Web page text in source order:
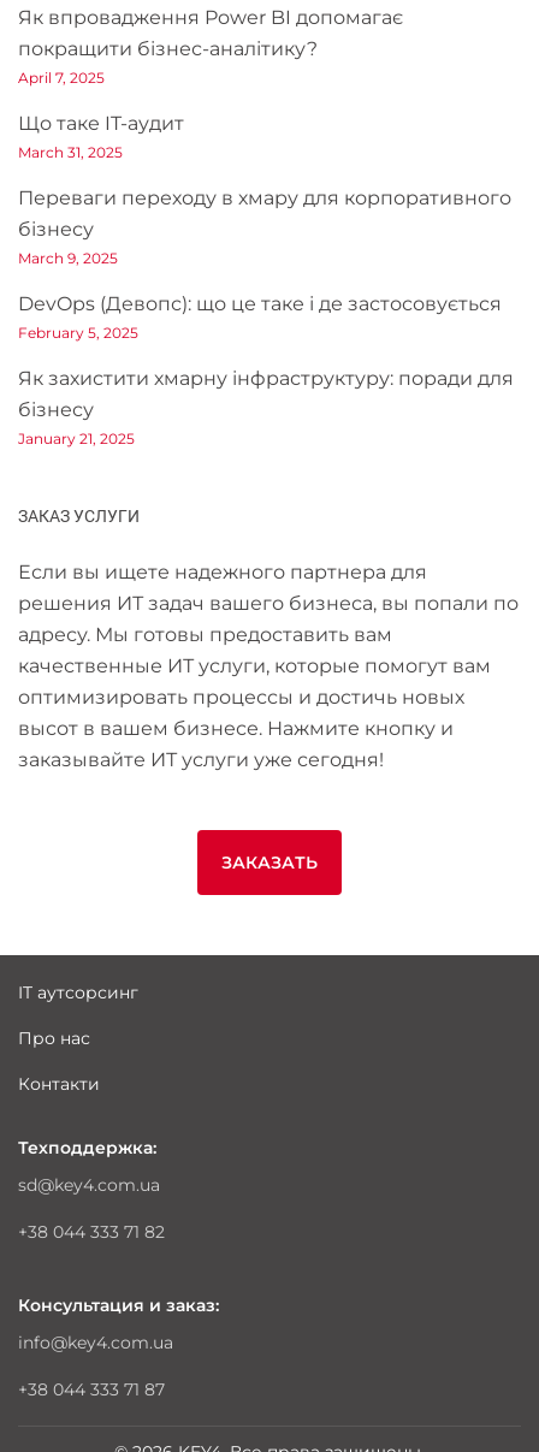
Як впровадження Power BI допомагає
покращити бізнес-аналітику?
April 7, 2025
Що таке IT-аудит
March 31, 2025
Переваги переходу в хмару для корпоративного
бізнесу
March 9, 2025
DevOps (Девопс): що це таке і де застосовується
February 5, 2025
Як захистити хмарну інфраструктуру: поради для
бізнесу
January 21, 2025
ЗАКАЗ УСЛУГИ
Если вы ищете надежного партнера для
решения ИТ задач вашего бизнеса, вы попали по
адресу. Мы готовы предоставить вам
качественные ИТ услуги, которые помогут вам
оптимизировать процессы и достичь новых
высот в вашем бизнесе. Нажмите кнопку и
заказывайте ИТ услуги уже сегодня!
ЗАКАЗАТЬ
IT аутсорсинг
Про нас
Контакти
Техподдержка:
sd@key4.com.ua
+38 044 333 71 82
Консультация и заказ:
info@key4.com.ua
+38 044 333 71 87